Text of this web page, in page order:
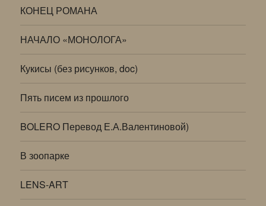
КОНЕЦ РОМАНА
НАЧАЛО «МОНОЛОГА»
Кукисы (без рисунков, doc)
Пять писем из прошлого
BOLERO Перевод Е.А.Валентиновой)
В зоопарке
LENS-ART